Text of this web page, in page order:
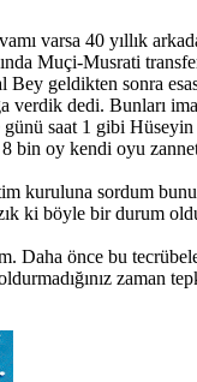
varsa 40 yıllık
Muçi-Musrati
geldikten sonra
verdik dedi. Bunları
günü saat 1 gibi
bin oy kendi oyu
kuruluna sordum
ki böyle bir durum
önce bu